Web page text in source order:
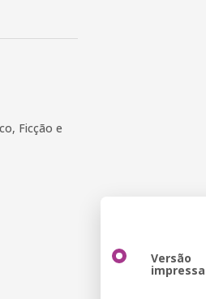
Ficção e
Versão
impressa